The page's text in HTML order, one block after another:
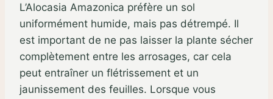
L’Alocasia Amazonica préfère un sol
uniformément humide, mais pas détrempé. Il
est important de ne pas laisser la plante sécher
complètement entre les arrosages, car cela
peut entraîner un flétrissement et un
jaunissement des feuilles. Lorsque vous